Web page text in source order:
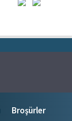
Broşürler